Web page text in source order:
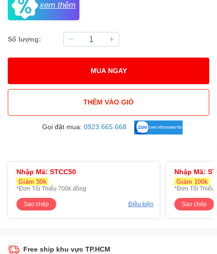
xem thêm
Số lượng:
MUA NGAY
THÊM VÀO GIỎ
Gọi đặt mua: 0923.665.668
Nhập Mã: STCC50
Giảm 50k
*Đơn Tối Thiểu 700k đồng
Sao chép Điều kiện
Nhập Mã:
Giảm 100k
*Đơn Tối Thiểu
Sao chép
Free ship khu vực TP.HCM